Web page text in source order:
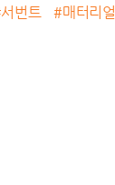
번트 #매터리얼